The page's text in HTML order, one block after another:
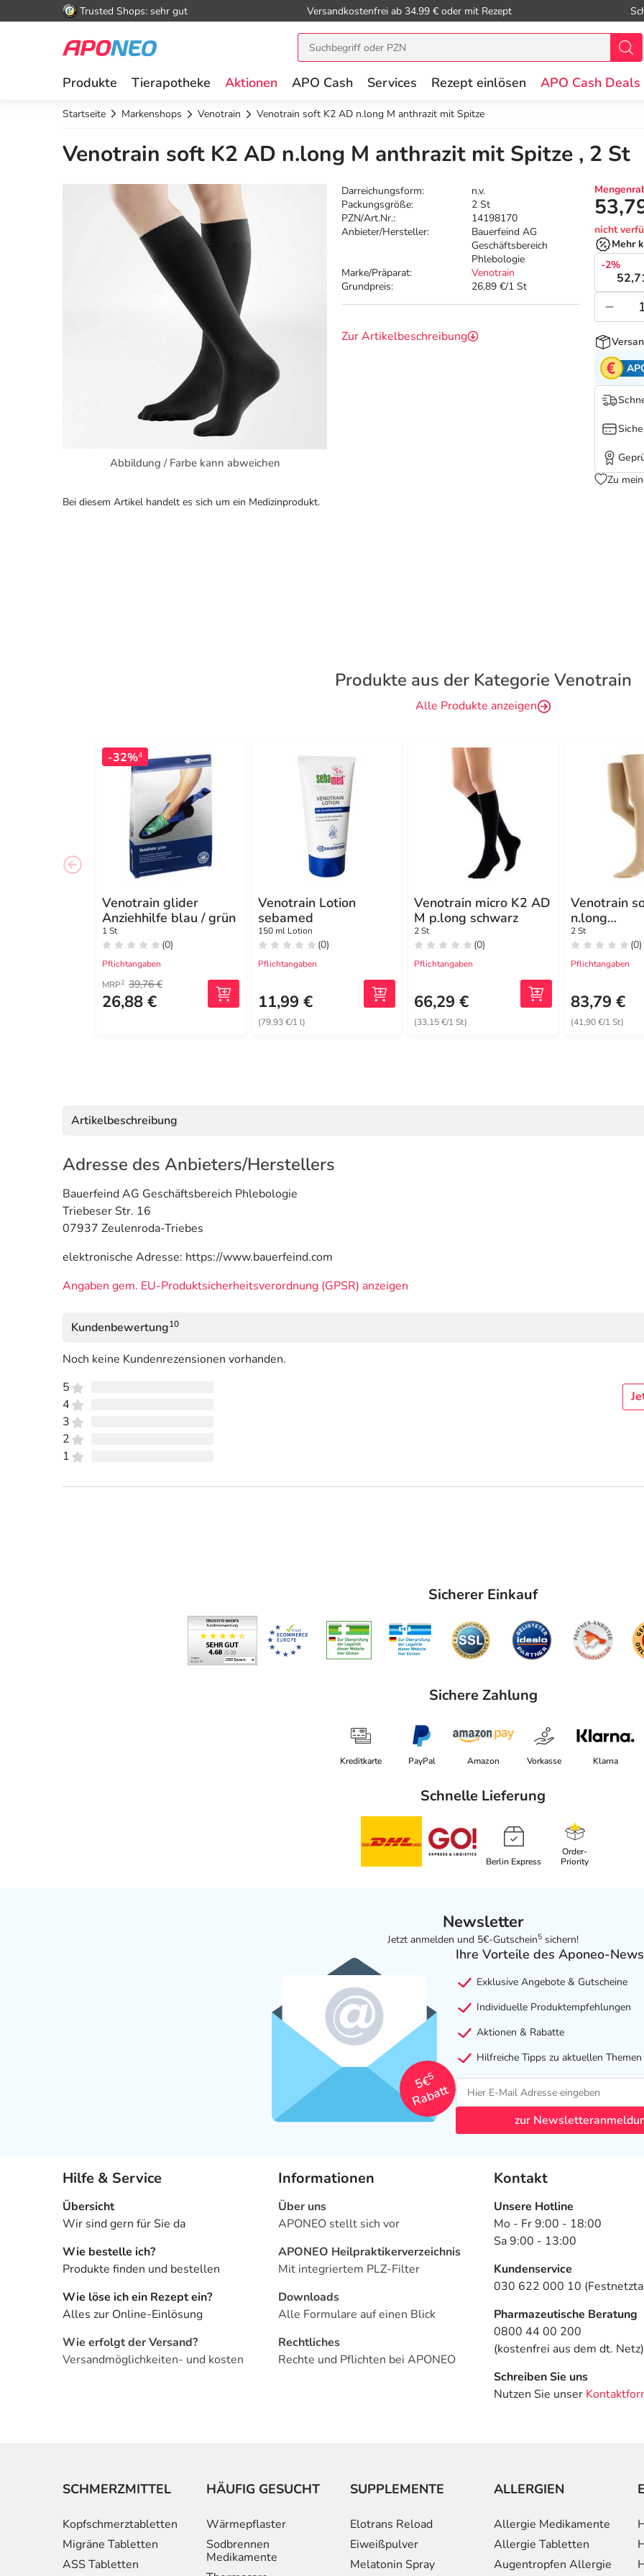
Trusted Shops: sehr gut Versandkostenfrei ab 34.99 € oder mit Rezept
Produkte Tierapotheke Aktionen APO Cash Services Rezept einlösen APO Cash Deals
Startseite Markenshops Venotrain Venotrain soft K2 AD n.long M anthrazit mit Spitze
Venotrain soft K2 AD n.long M anthrazit mit Spitze , 2 St
Abbildung / Farbe kann abweichen
Darreichungsform:
n.v.
Packungsgröße:
2 St
PZN/Art.Nr.:
14198170
Anbieter/Hersteller:
Bauerfeind AG
Geschäftsbereich
Phlebologie
Marke/Präparat:
Venotrain
Grundpreis:
26,89 €/1 St
Zur Artikelbeschreibung
nicht
Mehr
-2%
Zu
Bei diesem Artikel handelt es sich um ein Medizinprodukt.
Produkte aus der Kategorie Venotrain
Alle Produkte anzeigen
-32%4
Venotrain glider
Anziehhilfe blau / grün
1 St
(0)
Pflichtangaben
MRP2 39,76 €
26,88 €
Venotrain Lotion
sebamed
150 ml Lotion
(0)
Pflichtangaben
11,99 €
(79,93 €/1 l)
Venotrain micro K2 AD
M p.long schwarz
2 St
(0)
Pflichtangaben
66,29 €
(33,15 €/1 St)
Venotrain
n.long
caramel
2 St
(0)
Pflichtangaben
83,79 €
(41,90 €/1 St)
Artikelbeschreibung
Adresse des Anbieters/Herstellers
Bauerfeind AG Geschäftsbereich Phlebologie
Triebeser Str. 16
07937 Zeulenroda-Triebes
elektronische Adresse: https://www.bauerfeind.com
Angaben gem. EU-Produktsicherheitsverordnung (GPSR) anzeigen
Kundenbewertung10
Noch keine Kundenrezensionen vorhanden.
5
4
3
2
1
Sicherer Einkauf
Sichere Zahlung
Kreditkarte PayPal Amazon Vorkasse Klarna
Schnelle Lieferung
Berlin Express
Order-
Priority
Newsletter
Jetzt anmelden und 5€-Gutschein5 sichern!
5€
5
Rabatt
Ihre Vorteile des Aponeo-
Exklusive Angebote & Gutscheine
Individuelle Produktempfehlungen
Aktionen & Rabatte
Hilfreiche Tipps zu aktuellen Themen
zur
Hilfe & Service
Übersicht
Wir sind gern für Sie da
Wie bestelle ich?
Produkte finden und bestellen
Wie löse ich ein Rezept ein?
Alles zur Online-Einlösung
Wie erfolgt der Versand?
Versandmöglichkeiten- und kosten
Informationen
Über uns
APONEO stellt sich vor
APONEO Heilpraktikerverzeichnis
Mit integriertem PLZ-Filter
Downloads
Alle Formulare auf einen Blick
Rechtliches
Rechte und Pflichten bei APONEO
Kontakt
Unsere Hotline
Mo - Fr 9:00 - 18:00
Sa 9:00 - 13:00
Kundenservice
030 622 000 10
Pharmazeutische Beratung
0800 44 00 200
(kostenfrei aus dem dt. Netz)
Schreiben Sie uns
Nutzen Sie unser
SCHMERZMITTEL
Kopfschmerztabletten
Migräne Tabletten
ASS Tabletten
HÄUFIG GESUCHT
Wärmepflaster
Sodbrennen
Medikamente
SUPPLEMENTE
Elotrans Reload
Eiweißpulver
Melatonin Spray
ALLERGIEN
Allergie Medikamente
Allergie Tabletten
Augentropfen Allergie